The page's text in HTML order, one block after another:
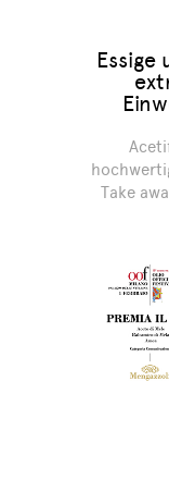
Essige
Take